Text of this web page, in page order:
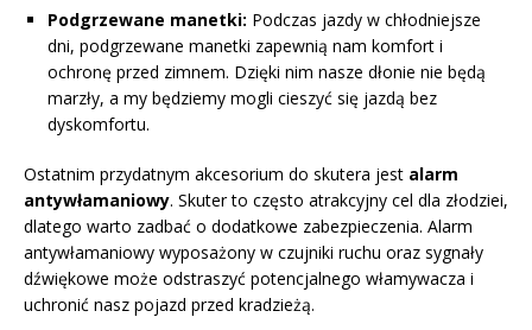
Podgrzewane manetki: Podczas jazdy w chłodniejsze
dni, podgrzewane manetki zapewnią nam komfort i
ochronę przed zimnem. Dzięki nim nasze dłonie nie będą
marzły, a my będziemy mogli cieszyć się jazdą bez
dyskomfortu.
Ostatnim przydatnym akcesorium do skutera jest alarm
antywłamaniowy. Skuter to często atrakcyjny cel dla złodziei,
dlatego warto zadbać o dodatkowe zabezpieczenia. Alarm
antywłamaniowy wyposażony w czujniki ruchu oraz sygnały
dźwiękowe może odstraszyć potencjalnego włamywacza i
uchronić nasz pojazd przed kradzieżą.